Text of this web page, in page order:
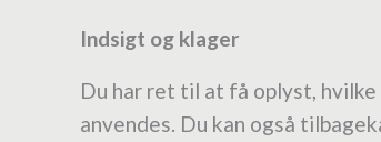
Indsigt og klager
Du har ret til at få oplyst,
anvendes. Du kan også